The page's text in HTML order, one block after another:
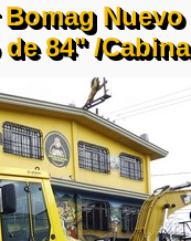
Nuevo
84" /Cabina